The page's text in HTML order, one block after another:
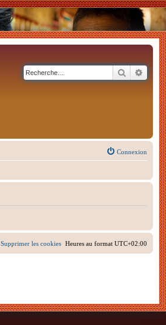
Rechercher
Connexion
Heures au format UTC+02:00
Supprimer les cookies